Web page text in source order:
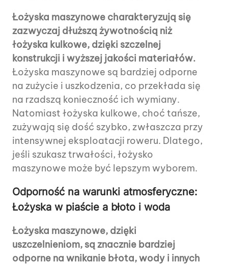
Łożyska maszynowe charakteryzują się
zazwyczaj dłuższą żywotnością niż
łożyska kulkowe, dzięki szczelnej
konstrukcji i wyższej jakości materiałów.
Łożyska maszynowe są bardziej odporne
na zużycie i uszkodzenia, co przekłada się
na rzadszą konieczność ich wymiany.
Natomiast łożyska kulkowe, choć tańsze,
zużywają się dość szybko, zwłaszcza przy
intensywnej eksploatacji roweru. Dlatego,
jeśli szukasz trwałości, łożysko
maszynowe może być lepszym wyborem.
Odporność na warunki atmosferyczne:
Łożyska w piaście a błoto i woda
Łożyska maszynowe, dzięki
uszczelnieniom, są znacznie bardziej
odporne na wnikanie błota, wody i innych